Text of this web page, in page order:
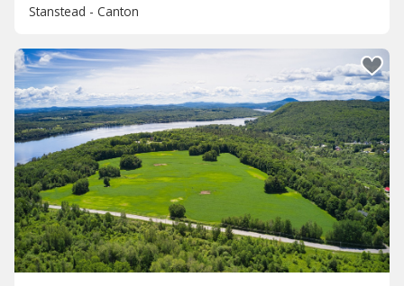
Stanstead - Canton